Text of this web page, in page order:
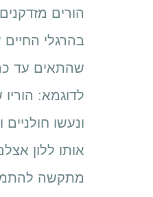
הורים
בהרגלי החיים
שהתאים עד
לדוגמא:
ונעשו
אותו ללון
מתקשה